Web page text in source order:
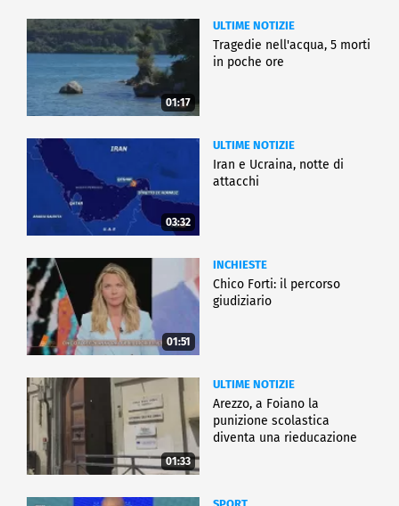
01:17
ULTIME NOTIZIE
Tragedie nell'acqua, 5 morti
in poche ore
03:32
ULTIME NOTIZIE
Iran e Ucraina, notte di
attacchi
01:51
INCHIESTE
Chico Forti: il percorso
giudiziario
01:33
ULTIME NOTIZIE
Arezzo, a Foiano la
punizione scolastica
diventa una rieducazione